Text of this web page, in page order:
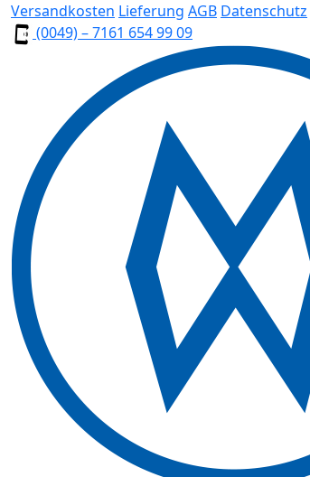
Versandkosten Lieferung AGB Datenschutz
(0049) – 7161 654 99 09